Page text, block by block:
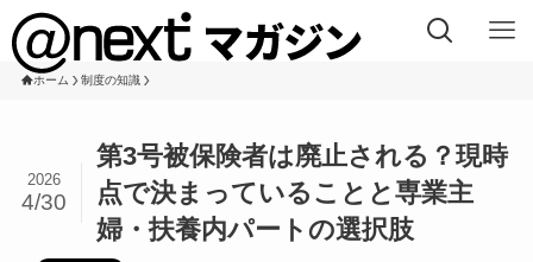
ホーム 制度の知識
第3号被保険者は廃止される？現時
点で決まっていることと専業主
婦・扶養内パートの選択肢
2026
4/30